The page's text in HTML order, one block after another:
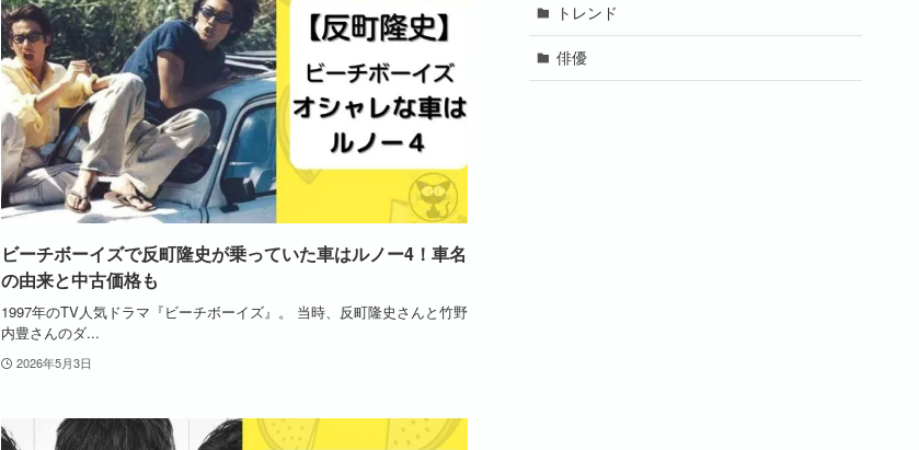
ビーチボーイズで反町隆史が乗っていた車はルノー4！車名
の由来と中古価格も
1997年のTV人気ドラマ『ビーチボーイズ』。 当時、反町隆史さんと竹野
内豊さんのダ...
2026年5月3日
トレンド
俳優